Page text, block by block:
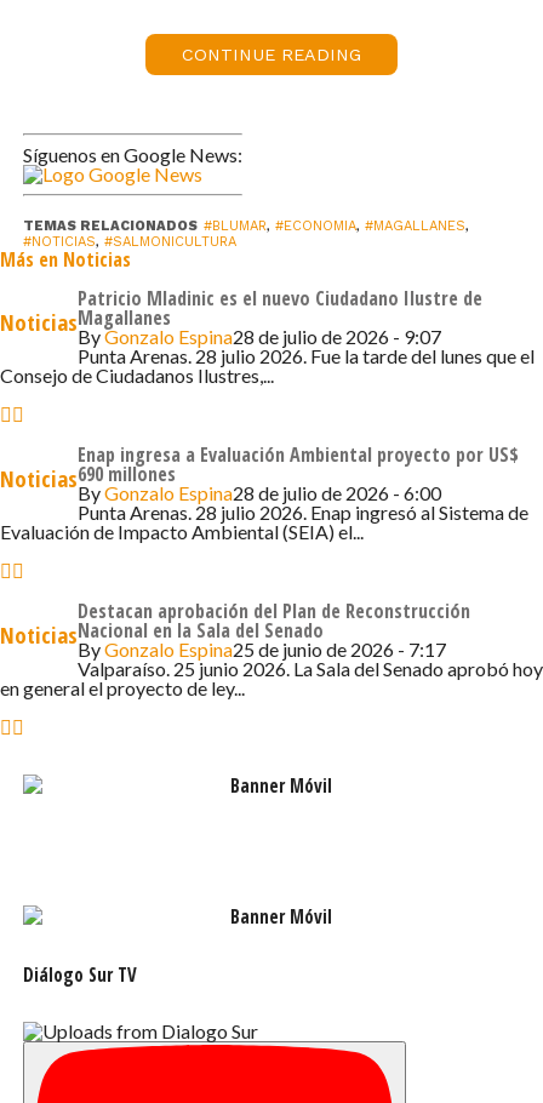
que “poder participar en un pabellón en esta feria nos da
al que llega el salmón chileno. Laguna Blanca representa
el futuro de la salmonicultura, donde hemos trabajado de
Por su parte, el gerente comercial de Blumar, Daniel
Montoya, señaló que “desde hace años buscamos ser
actores activos en el mercado estadounidense, el cual
está en constante crecimiento y donde queremos
presentar nuestro salmón de primera calidad Laguna
nuestro camino a la sostenibilidad de nuestros
productos, los que destacan por su excelencia y que, sin
lugar a dudas, llamarán la atención de los consumidores
locales”.
stand 105 para conocer más sobre nosotros y el trabajo
que hemos realizado durante los últimos años, además
de poder construir nuevas relaciones y expandir nuestra
CONTINUE READING
Síguenos en Google News:
TEMAS RELACIONADOS #BLUMAR, #ECONOMIA, #MAGALLANES,
#NOTICIAS, #SALMONICULTURA
Más en Noticias
Noticias
Patricio Mladinic es el nuevo Ciudadano Ilustre de
Magallanes
ByGonzalo Espina28 de julio de 2026 - 9:07
Punta Arenas. 28 julio 2026. Fue la tarde del lunes que el
Consejo de Ciudadanos Ilustres,...
Noticias
Enap ingresa a Evaluación Ambiental proyecto por US$
690 millones
ByGonzalo Espina28 de julio de 2026 - 6:00
Punta Arenas. 28 julio 2026. Enap ingresó al Sistema de
Evaluación de Impacto Ambiental (SEIA) el...
Noticias
Destacan aprobación del Plan de Reconstrucción
Nacional en la Sala del Senado
ByGonzalo Espina25 de junio de 2026 - 7:17
Valparaíso. 25 junio 2026. La Sala del Senado aprobó hoy
en general el proyecto de ley...
Diálogo Sur TV